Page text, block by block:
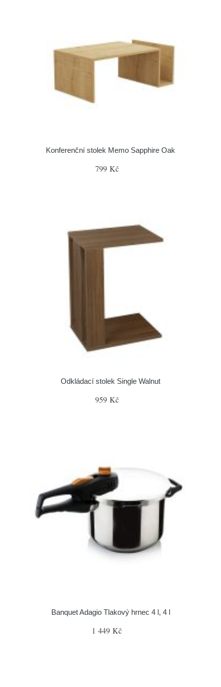
Konferenční stolek Memo Sapphire Oak
799 Kč
Odkládací stolek Single Walnut
959 Kč
Banquet Adagio Tlakový hrnec 4 l, 4 l
1 449 Kč